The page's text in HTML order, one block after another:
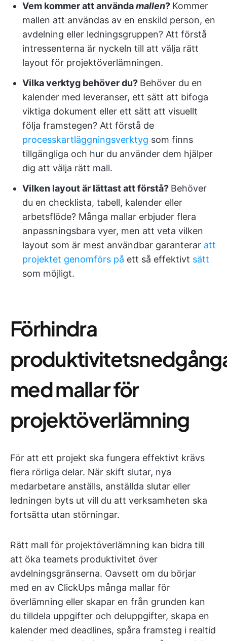
Vem kommer att användamallen? Kommer
mallen att användas av en enskild person, en
avdelning eller ledningsgruppen? Att förstå
intressenterna är nyckeln till att välja rätt
layout för projektöverlämningen.
Vilka verktyg behöver du? Behöver du en
kalender med leveranser, ett sätt att bifoga
viktiga dokument eller ett sätt att visuellt
följa framstegen? Att förstå de
processkartläggningsverktyg som finns
tillgängliga och hur du använder dem hjälper
dig att välja rätt mall.
Vilken layout är lättast att förstå? Behöver
du en checklista, tabell, kalender eller
arbetsflöde? Många mallar erbjuder flera
anpassningsbara vyer, men att veta vilken
layout som är mest användbar garanterar att
projektet genomförs på ett så effektivt sätt
som möjligt.
Förhindra
med mallar för
projektöverlämning
För att ett projekt ska fungera effektivt krävs
flera rörliga delar. När skift slutar, nya
medarbetare anställs, anställda slutar eller
ledningen byts ut vill du att verksamheten ska
fortsätta utan störningar.
Rätt mall för projektöverlämning kan bidra till
att öka teamets produktivitet över
avdelningsgränserna. Oavsett om du börjar
med en av ClickUps många mallar för
överlämning eller skapar en från grunden kan
du tilldela uppgifter och deluppgifter, skapa en
kalender med deadlines, spåra framsteg i realtid